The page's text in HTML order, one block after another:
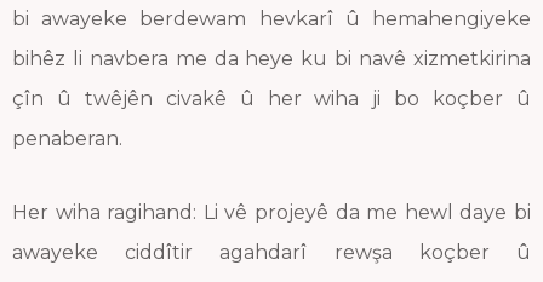
bi awayeke berdewam hevkarî û hemahengiyeke
bihêz li navbera me da heye ku bi navê xizmetkirina
çîn û twêjên civakê û her wiha ji bo koçber û
penaberan.
Her wiha ragihand: Li vê projeyê da me hewl daye bi
awayeke ciddîtir agahdarî rewşa koçber û